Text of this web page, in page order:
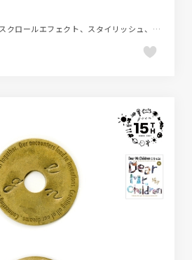
エレガント、シンプル、スクロールエフェクト、スタイリッシュ、ダイナミック、デザイン・アート・音楽・文芸、フラットデザイン、ブランド・サービスサイト、ホワイト系、ポートフォリオ、モーション多め